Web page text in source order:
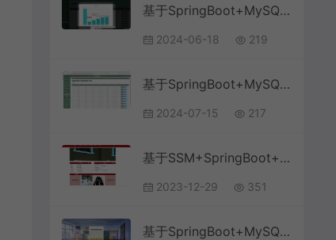
基于SpringBoot+MySQL+Vue.js的高校党务系统
2024-06-18 219
基于SpringBoot+MySQL+Vue.js的校园食堂订餐系统(附论文)
2024-07-15 217
基于SSM+SpringBoot+MySQL+Vue前后端分离的社团系统
2023-12-29 351
基于SpringBoot+MySQL+Vue.js的学生学情预警系统(附论文)